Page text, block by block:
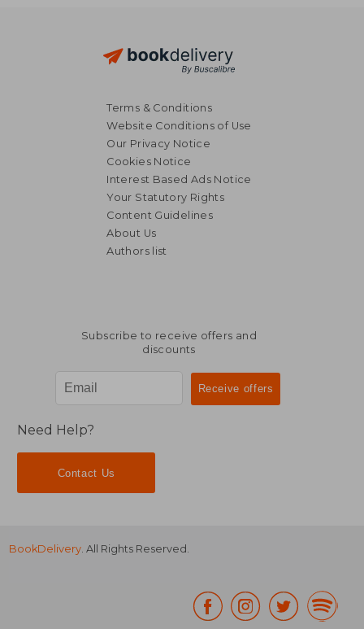
Terms & Conditions
Website Conditions of Use
Our Privacy Notice
Cookies Notice
Interest Based Ads Notice
Your Statutory Rights
Content Guidelines
About Us
Authors list
Subscribe to receive offers and
discounts
Need Help?
Contact Us
BookDelivery. All Rights Reserved.